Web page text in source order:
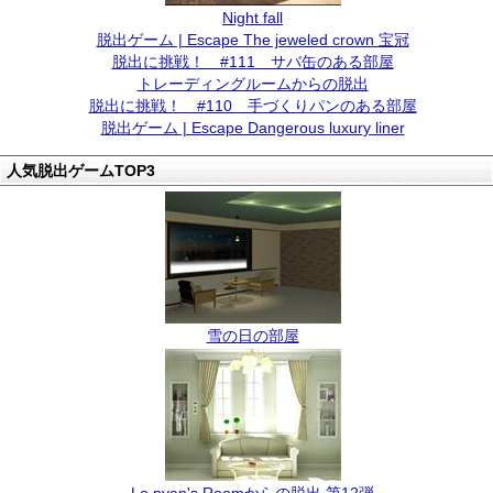
Night fall
脱出ゲーム | Escape The jeweled crown 宝冠
脱出に挑戦！ #111 サバ缶のある部屋
トレーディングルームからの脱出
脱出に挑戦！ #110 手づくりパンのある部屋
脱出ゲーム | Escape Dangerous luxury liner
人気脱出ゲームTOP3
雪の日の部屋